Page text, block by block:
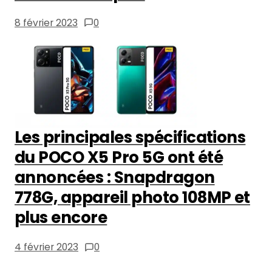
8 février 2023 0
Les principales spécifications
du POCO X5 Pro 5G ont été
annoncées : Snapdragon
778G, appareil photo 108MP et
plus encore
4 février 2023 0